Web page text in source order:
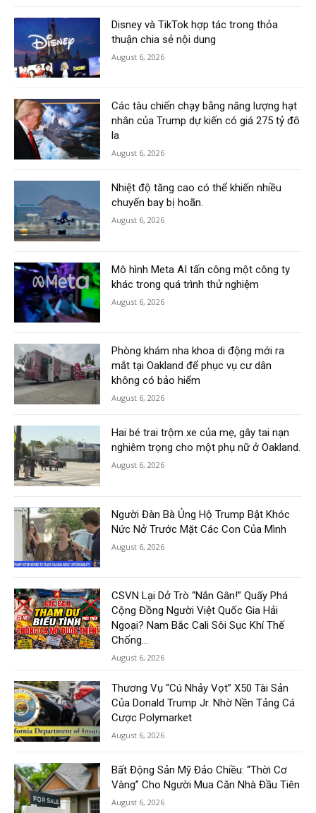
Disney và TikTok hợp tác trong thỏa
thuận chia sẻ nội dung
August 6, 2026
Các tàu chiến chạy bằng năng lượng hạt
nhân của Trump dự kiến có giá 275 tỷ đô
la
August 6, 2026
Nhiệt độ tăng cao có thể khiến nhiều
chuyến bay bị hoãn.
August 6, 2026
Mô hình Meta AI tấn công một công ty
khác trong quá trình thử nghiệm
August 6, 2026
Phòng khám nha khoa di động mới ra
mắt tại Oakland để phục vụ cư dân
không có bảo hiểm
August 6, 2026
Hai bé trai trộm xe của mẹ, gây tai nạn
nghiêm trọng cho một phụ nữ ở Oakland.
August 6, 2026
Người Đàn Bà Ủng Hộ Trump Bật Khóc
Nức Nở Trước Mặt Các Con Của Mình
August 6, 2026
CSVN Lại Dở Trò “Nắn Gân!” Quấy Phá
Cộng Đồng Người Việt Quốc Gia Hải
Ngoại? Nam Bắc Cali Sôi Sục Khí Thế
Chống...
August 6, 2026
Thương Vụ “Cú Nhảy Vọt” X50 Tài Sản
Của Donald Trump Jr. Nhờ Nền Tảng Cá
Cược Polymarket
August 6, 2026
Bất Động Sản Mỹ Đảo Chiều: “Thời Cơ
Vàng” Cho Người Mua Căn Nhà Đầu Tiên
August 6, 2026